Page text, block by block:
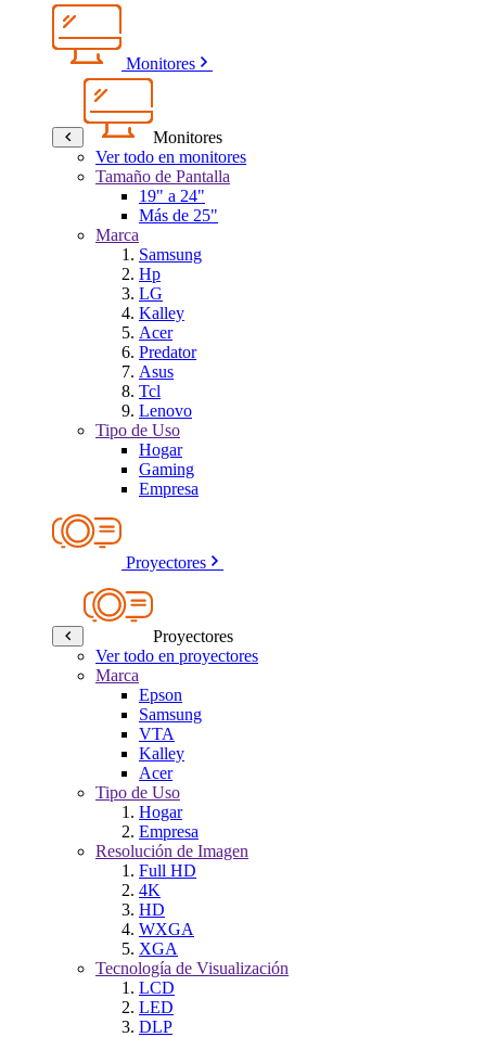
Monitores
Monitores
Ver todo en monitores
Tamaño de Pantalla
19" a 24"
Más de 25"
Marca
Samsung
Hp
LG
Kalley
Acer
Predator
Asus
Tcl
Lenovo
Tipo de Uso
Hogar
Gaming
Empresa
Proyectores
Proyectores
Ver todo en proyectores
Marca
Epson
Samsung
VTA
Kalley
Acer
Tipo de Uso
Hogar
Empresa
Resolución de Imagen
Full HD
4K
HD
WXGA
XGA
Tecnología de Visualización
LCD
LED
DLP